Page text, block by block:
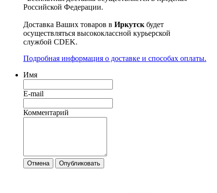
Российской Федерации.
Доставка Ваших товаров в Иркутскбудет
осуществляться высококлассной курьерской
службой CDEK.
Подробная информация о доставке и способах оплаты.
Имя
E-mail
Комментарий
Отмена Опубликовать